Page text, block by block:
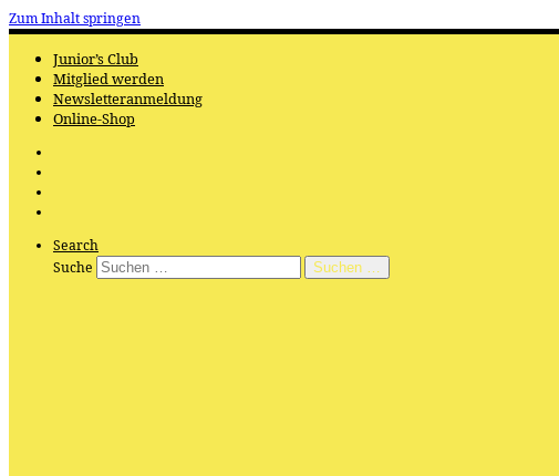
Zum Inhalt springen
Junior’s Club
Mitglied werden
Newsletteranmeldung
Online-Shop
Search
Suche
Suchen …